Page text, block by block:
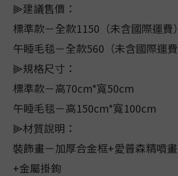
⫸建議售價：
標準款－全款1150（未含國際運費）
午睡毛毯－全款560（未含國際運費
⫸規格尺寸：
標準款－高70cm*寬50cm
午睡毛毯－高150cm*寬100cm
⫸材質說明：
裝飾畫－加厚合金框+愛普森精噴
+金屬掛鉤